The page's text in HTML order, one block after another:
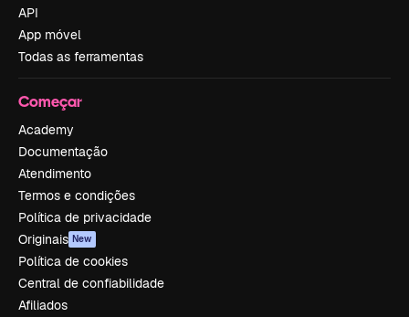
API
App móvel
Todas as ferramentas
Começar
Academy
Documentação
Atendimento
Termos e condições
Política de privacidade
Originais New
Política de cookies
Central de confiabilidade
Afiliados